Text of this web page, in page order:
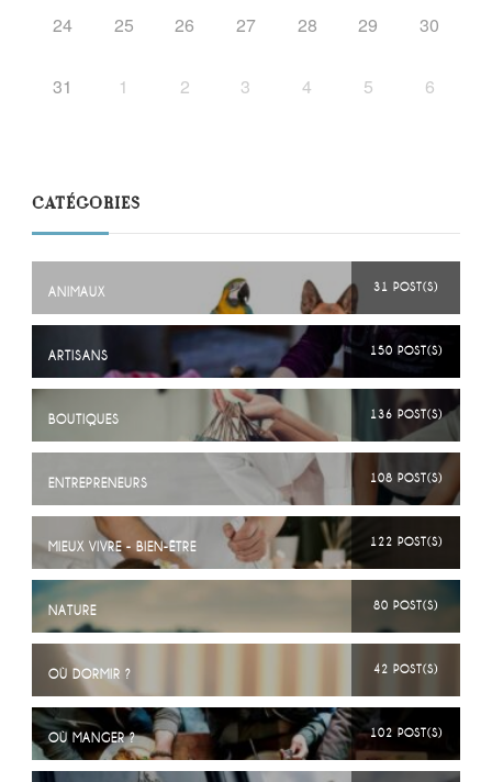
24 25 26 27 28 29 30
31 1 2 3 4 5 6
CATÉGORIES
ANIMAUX 31 POST(S)
ARTISANS 150 POST(S)
BOUTIQUES 136 POST(S)
ENTREPRENEURS 108 POST(S)
MIEUX VIVRE - BIEN-ÊTRE 122 POST(S)
NATURE 80 POST(S)
OÙ DORMIR ? 42 POST(S)
OÙ MANGER ? 102 POST(S)